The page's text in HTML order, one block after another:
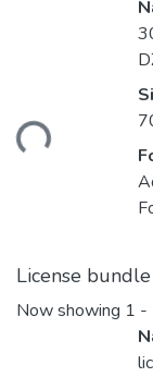
License bundle
Now showing 1 -